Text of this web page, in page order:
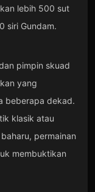
lebih 500 sut
siri Gundam.
pimpin skuad
yang
beberapa dekad.
klasik atau
permainan
membuktikan